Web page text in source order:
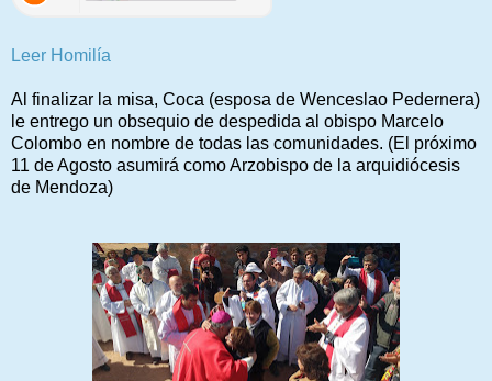
Leer Homilía
Al finalizar la misa, Coca (esposa de Wenceslao Pedernera)
le entrego un obsequio de despedida al obispo Marcelo
Colombo en nombre de todas las comunidades. (El próximo
11 de Agosto asumirá como Arzobispo de la arquidiócesis
de Mendoza)